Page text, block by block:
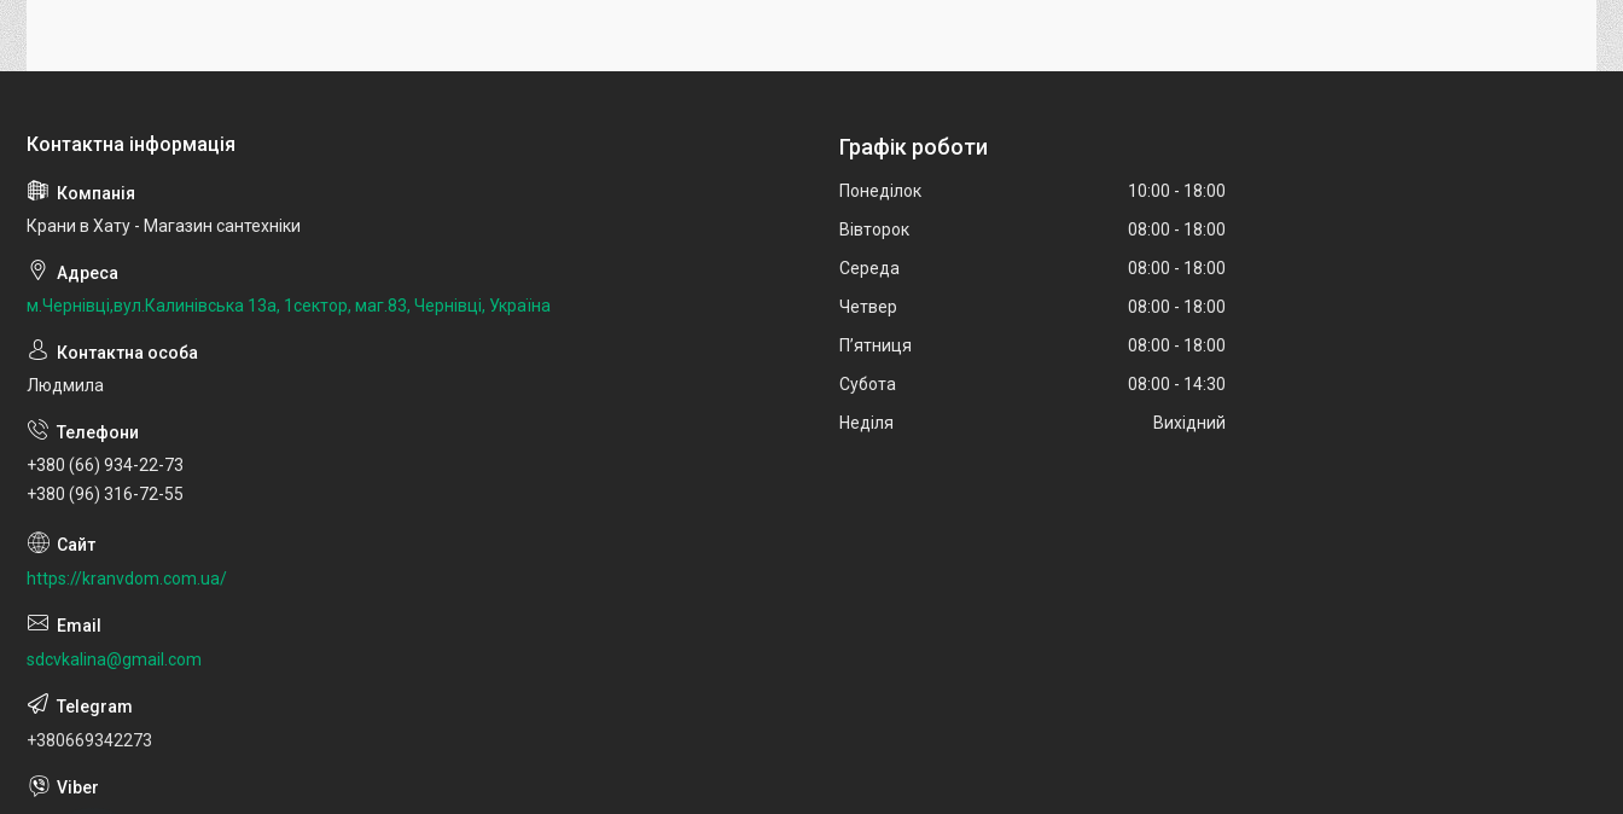
Крани в Хату - Магазин сантехніки
м.Чернівці,вул.Калинівська 13а, 1сектор, маг.83, Чернівці, Україна
Людмила
+380 (66) 934-22-73
+380 (96) 316-72-55
https://kranvdom.com.ua/
sdcvkalina@gmail.com
+380669342273
Графік роботи
Понеділок 10:00
18:00
Вівторок
08:00
18:00
Середа
08:00
18:00
Четвер
08:00
18:00
Пʼятниця
08:00
18:00
Субота
08:00
14:30
Неділя
Вихідний